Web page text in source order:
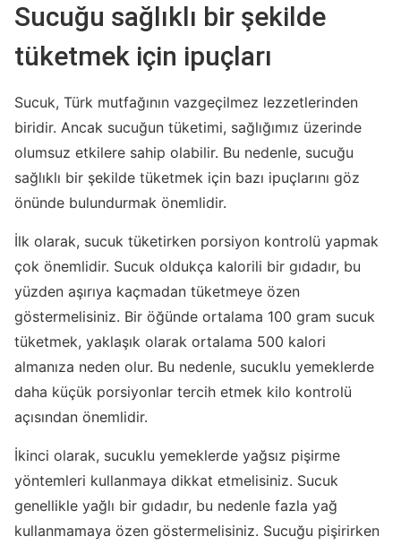
Sucuğu sağlıklı bir şekilde
tüketmek için ipuçları
Sucuk, Türk mutfağının vazgeçilmez lezzetlerinden
biridir. Ancak sucuğun tüketimi, sağlığımız üzerinde
olumsuz etkilere sahip olabilir. Bu nedenle, sucuğu
sağlıklı bir şekilde tüketmek için bazı ipuçlarını göz
önünde bulundurmak önemlidir.
İlk olarak, sucuk tüketirken porsiyon kontrolü yapmak
çok önemlidir. Sucuk oldukça kalorili bir gıdadır, bu
yüzden aşırıya kaçmadan tüketmeye özen
göstermelisiniz. Bir öğünde ortalama 100 gram sucuk
tüketmek, yaklaşık olarak ortalama 500 kalori
almanıza neden olur. Bu nedenle, sucuklu yemeklerde
daha küçük porsiyonlar tercih etmek kilo kontrolü
açısından önemlidir.
İkinci olarak, sucuklu yemeklerde yağsız pişirme
yöntemleri kullanmaya dikkat etmelisiniz. Sucuk
genellikle yağlı bir gıdadır, bu nedenle fazla yağ
kullanmamaya özen göstermelisiniz. Sucuğu pişirirken